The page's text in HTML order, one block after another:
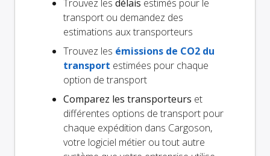
Trouvez les délais estimés pour le
transport ou demandez des
estimations aux transporteurs
Trouvez les émissions de CO2 du
transport estimées pour chaque
option de transport
Comparez les transporteurs et
différentes options de transport pour
chaque expédition dans Cargoson,
votre logiciel métier ou tout autre